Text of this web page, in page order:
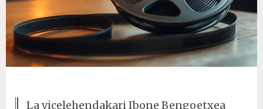
La vicelehendakari Ibone Bengoetxea